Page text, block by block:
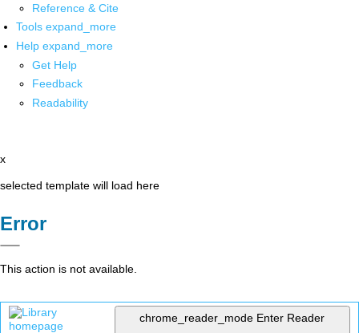
Reference & Cite
Tools expand_more
Help expand_more
Get Help
Feedback
Readability
x
selected template will load here
Error
This action is not available.
chrome_reader_mode Enter Reader